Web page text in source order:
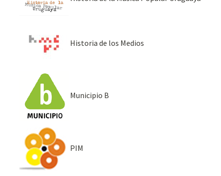
Historia de los Medios
Municipio B
PIM